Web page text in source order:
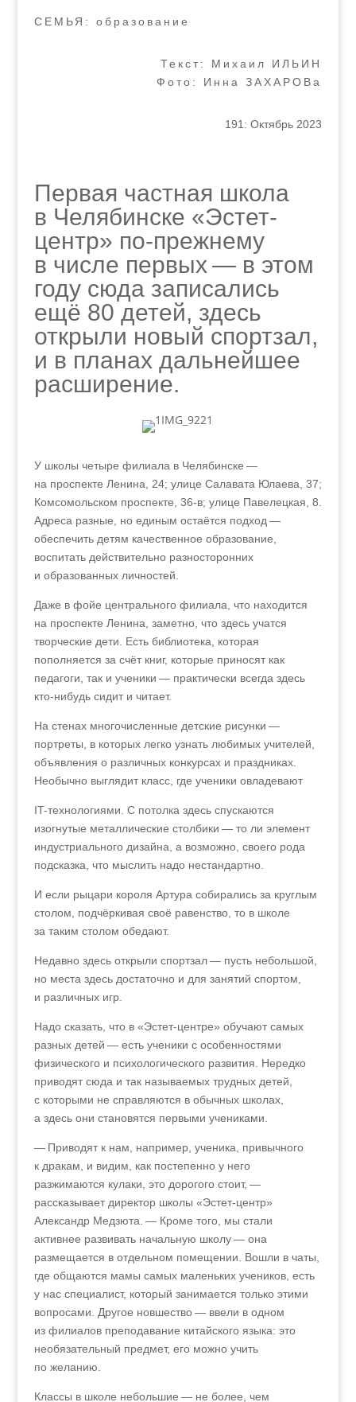
СЕМЬЯ: образование
Текст: Михаил ИЛЬИН
Фото: Инна ЗАХАРОВа
191: Октябрь 2023
Первая частная школа
в Челябинске «Эстет-
центр» по-прежнему
в числе первых — в этом
году сюда записались
ещё 80 детей, здесь
открыли новый спортзал,
и в планах дальнейшее
расширение.
У школы четыре филиала в Челябинске —
на проспекте Ленина, 24; улице Салавата Юлаева, 37;
Комсомольском проспекте, 36‑в; улице Павелецкая, 8.
Адреса разные, но единым остаётся подход —
обеспечить детям качественное образование,
воспитать действительно разносторонних
и образованных личностей.
Даже в фойе центрального филиала, что находится
на проспекте Ленина, заметно, что здесь учатся
творческие дети. Есть библиотека, которая
пополняется за счёт книг, которые приносят как
педагоги, так и ученики — практически всегда здесь
кто-нибудь сидит и читает.
На стенах многочисленные детские рисунки —
портреты, в которых легко узнать любимых учителей,
объявления о различных конкурсах и праздниках.
Необычно выглядит класс, где ученики овладевают
IT-технологиями. С потолка здесь спускаются
изогнутые металлические столбики — то ли элемент
индустриального дизайна, а возможно, своего рода
подсказка, что мыслить надо нестандартно.
И если рыцари короля Артура собирались за круглым
столом, подчёркивая своё равенство, то в школе
за таким столом обедают.
Недавно здесь открыли спортзал — пусть небольшой,
но места здесь достаточно и для занятий спортом,
и различных игр.
Надо сказать, что в «Эстет-центре» обучают самых
разных детей — есть ученики с особенностями
физического и психологического развития. Нередко
приводят сюда и так называемых трудных детей,
с которыми не справляются в обычных школах,
а здесь они становятся первыми учениками.
— Приводят к нам, например, ученика, привычного
к дракам, и видим, как постепенно у него
разжимаются кулаки, это дорогого стоит, —
рассказывает директор школы «Эстет-центр»
Александр Медзюта. —Кроме того, мы стали
активнее развивать начальную школу — она
размещается в отдельном помещении. Вошли в чаты,
где общаются мамы самых маленьких учеников, есть
у нас специалист, который занимается только этими
вопросами. Другое новшество — ввели в одном
из филиалов преподавание китайского языка: это
необязательный предмет, его можно учить
по желанию.
Классы в школе небольшие — не более, чем